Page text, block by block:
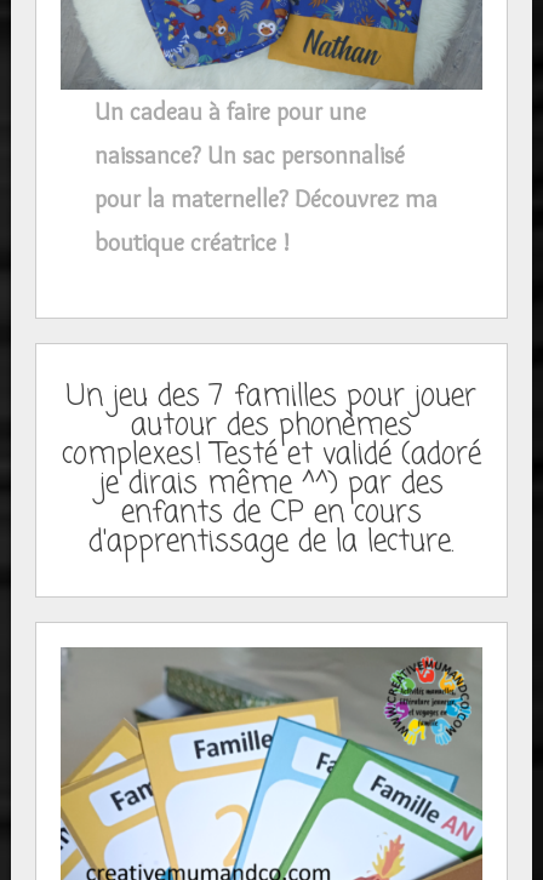
Un cadeau à faire pour une
naissance? Un sac personnalisé
pour la maternelle? Découvrez ma
boutique créatrice !
Un jeu des 7 familles pour jouer
autour des phonèmes
complexes! Testé et validé (adoré
je dirais même ^^) par des
enfants de CP en cours
d'apprentissage de la lecture.